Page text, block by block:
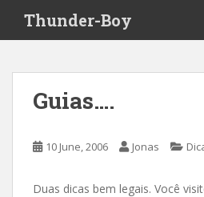
i
Thunder-Boy
Guias….
10 June, 2006 Jonas
Duas dicas bem legais. Você